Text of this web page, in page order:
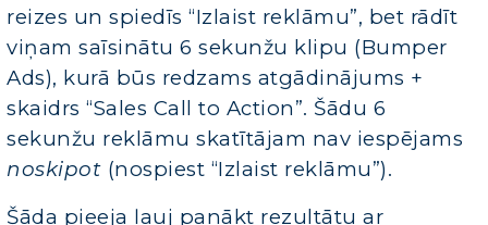
reizes un spiedīs “Izlaist reklāmu”, bet rādīt
viņam saīsinātu 6 sekunžu klipu (Bumper
Ads), kurā būs redzams atgādinājums +
skaidrs “Sales Call to Action”. Šādu 6
sekunžu reklāmu skatītājam nav iespējams
noskipot (nospiest “Izlaist reklāmu”).
Šāda pieeja ļauj panākt rezultātu ar